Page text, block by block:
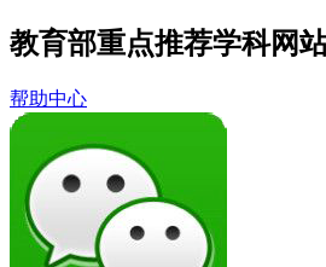
教育部重点推荐学科网
帮助中心